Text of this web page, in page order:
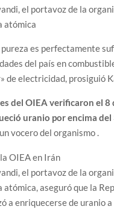
el portavoz de la
atómica
pureza es perfectamente
del país en
de electricidad, prosiguió
del OIEA verificaron el 8
uranio por encima del
vocero del organismo .
el portavoz de la
atómica, aseguró que la
a enriquecerse de uranio a